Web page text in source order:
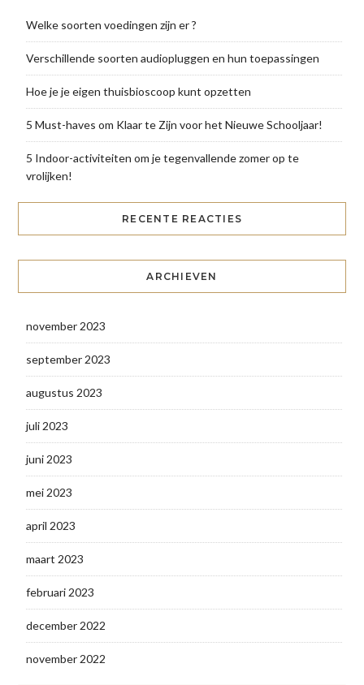
Welke soorten voedingen zijn er ?
Verschillende soorten audiopluggen en hun toepassingen
Hoe je je eigen thuisbioscoop kunt opzetten
5 Must-haves om Klaar te Zijn voor het Nieuwe Schooljaar!
5 Indoor-activiteiten om je tegenvallende zomer op te
vrolijken!
RECENTE REACTIES
ARCHIEVEN
november 2023
september 2023
augustus 2023
juli 2023
juni 2023
mei 2023
april 2023
maart 2023
februari 2023
december 2022
november 2022